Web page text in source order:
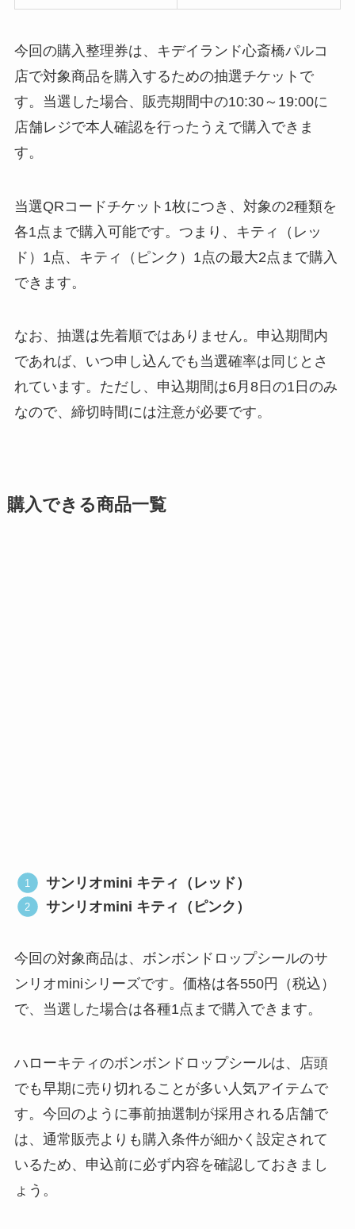
今回の購入整理券は、キデイランド心斎橋パルコ
店で対象商品を購入するための抽選チケットで
す。当選した場合、販売期間中の10:30～19:00に
店舗レジで本人確認を行ったうえで購入できま
す。
当選QRコードチケット1枚につき、対象の2種類を
各1点まで購入可能です。つまり、キティ（レッ
ド）1点、キティ（ピンク）1点の最大2点まで購入
できます。
なお、抽選は先着順ではありません。申込期間内
であれば、いつ申し込んでも当選確率は同じとさ
れています。ただし、申込期間は6月8日の1日のみ
なので、締切時間には注意が必要です。
購入できる商品一覧
サンリオmini キティ（レッド）
サンリオmini キティ（ピンク）
今回の対象商品は、ボンボンドロップシールのサ
ンリオminiシリーズです。価格は各550円（税込）
で、当選した場合は各種1点まで購入できます。
ハローキティのボンボンドロップシールは、店頭
でも早期に売り切れることが多い人気アイテムで
す。今回のように事前抽選制が採用される店舗で
は、通常販売よりも購入条件が細かく設定されて
いるため、申込前に必ず内容を確認しておきまし
ょう。